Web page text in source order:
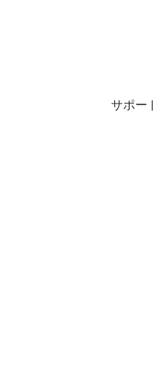
サポー